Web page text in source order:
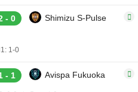
- 0 Shimizu S-Pulse
1-0
- 1 Avispa Fukuoka